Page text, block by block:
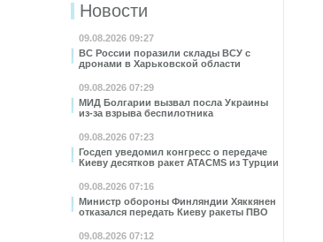
Новости
09.08.2026 09:27
ВС России поразили склады ВСУ с
дронами в Харьковской области
09.08.2026 07:29
МИД Болгарии вызвал посла Украины
из-за взрыва беспилотника
09.08.2026 07:23
Госдеп уведомил конгресс о передаче
Киеву десятков ракет ATACMS из Турции
09.08.2026 07:16
Министр обороны Финляндии Хяккянен
отказался передать Киеву ракеты ПВО
09.08.2026 07:12